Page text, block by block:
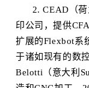
2. CEAD（荷
印公司，提供
扩展的Flexbot系
于诸如现有的数
Belotti（意大利